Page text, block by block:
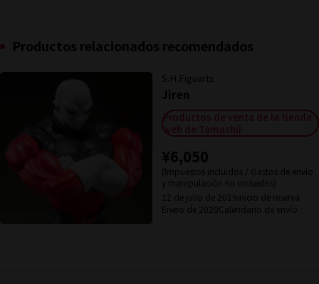
Productos relacionados recomendados
S.H.Figuarts
Jiren
Productos de venta de la tienda
web de Tamashii
¥6,050
(Impuestos incluidos / Gastos de envío
y manipulación no incluidos)
12 de julio de 2019inicio de reserva
Enero de 2020Calendario de envío